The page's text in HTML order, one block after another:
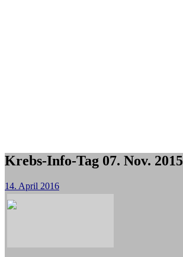
Krebs-Info-Tag 07. Nov. 2015
14. April 2016